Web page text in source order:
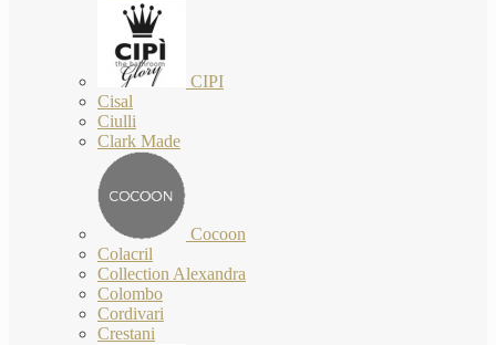
CIPI
Cisal
Ciulli
Clark Made
Cocoon
Colacril
Collection Alexandra
Colombo
Cordivari
Crestani